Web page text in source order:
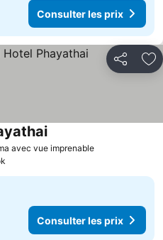
Consulter les prix
Partager
avec vue imprenableConsulter
Consulter les prix
Consulter les prix